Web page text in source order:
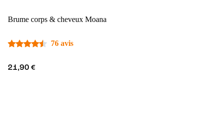
Brume corps & cheveux Moana
76 avis
21,90 €